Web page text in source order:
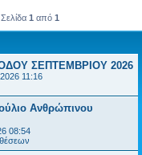
1 από 1
ΣΕΠΤΕΜΒΡΙΟΥ 2026
11:16
Ανθρώπινου
08:54